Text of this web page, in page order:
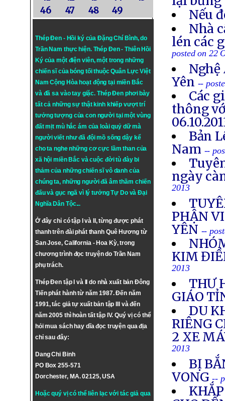
46
47 48 49
Thép Đen - Hồi ký của Đặng Chí Bình, do
Trần Nam thực hiện. Thép Đen- Thiên Hồi
Ký của một điện viên, một trong những
chiến sĩ của bóng tối thuộc Quân Lực Việt
Nam Cộng Hòa hoạt động tại miền Bắc
và đã sa vào tay giặc. Thép Đen phơi bày
tất cả những sự thật kinh khiếp vượt trí
tưởng tượng của con người tại một vùng
đất mịt mù hắc ám của loài quỷ dữ mà
người viết như đã đội mồ sống dậy kể
cho ta nghe những cơ cực lầm than của
xã hội miền Bắc và cuộc đời tù đày bi
thảm của những chiến sĩ vô danh của
chúng ta, những người đã âm thầm chiến
đấu và gục ngã vì lý tưởngTự DovàĐại
Nghĩa Dân Tộc...
Ở đây chỉ có tập I và II, từng được phát
thanh trên đài phát thanh Quê Hương từ
San Jose, California - Hoa Kỳ, trong
chương trình đọc truyện do Trần Nam
phụ trách.
Thép Đen tập I và II do nhà xuất bản Đông
Tiến phát hành từ năm 1987. Đến năm
1991, tác giả tự xuất bản tập III và đến
năm 2005 thì hoàn tất tập IV. Quý vị có thể
hỏi mua sách hay dĩa đọc truyện qua địa
chỉ sau đây:
Dang Chi Binh
PO Box 255-571
Dorchester, MA. 02125, USA
Hoặc quý vị có thể liên lạc với tác giả qua
Nếu
Nhà
lén các
posted on 22
Nghệ
Yên --
Các
thông
Bản
Nam --
ngày
2013
PHẬN
YÊN --
KIM
2013
THƯ
GIÁO
DU
RIÊNG
2 XE
2013
BỊ
VONG --